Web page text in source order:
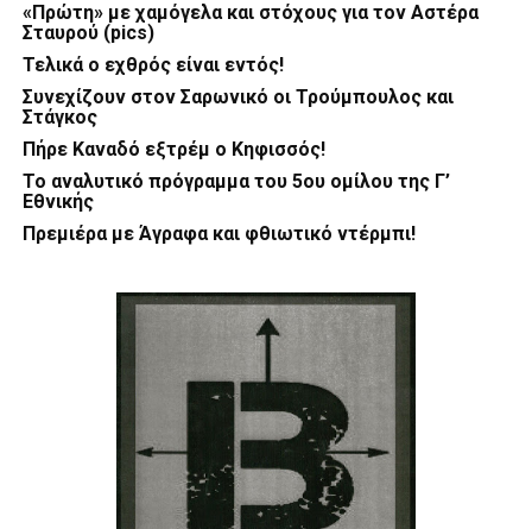
«Πρώτη» με χαμόγελα και στόχους για τον Αστέρα
Σταυρού (pics)
Τελικά ο εχθρός είναι εντός!
Συνεχίζουν στον Σαρωνικό οι Τρούμπουλος και
Στάγκος
Πήρε Καναδό εξτρέμ ο Κηφισσός!
Το αναλυτικό πρόγραμμα του 5ου ομίλου της Γ’
Εθνικής
Πρεμιέρα με Άγραφα και φθιωτικό ντέρμπι!